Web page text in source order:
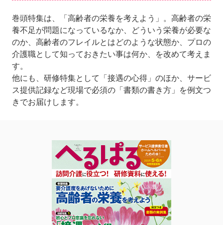
巻頭特集は、「高齢者の栄養を考えよう」。高齢者の栄
養不足が問題になっているなか、どういう栄養が必要な
のか、高齢者のフレイルとはどのような状態か、プロの
介護職として知っておきたい事は何か、を改めて考えま
す。
他にも、研修特集として「接遇の心得」のほか、サービ
ス提供記録など現場で必須の「書類の書き方」を例文つ
きでお届けします。